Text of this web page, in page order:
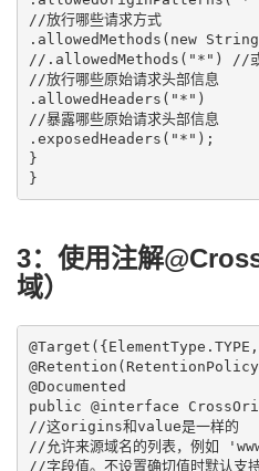
//放行哪些请求方式
.allowedMethods(new
//.allowedMethods("*") //或
//放行哪些原始请求头部信息
.allowedHeaders("*")
//暴露哪些原始请求头部信息
.exposedHeaders("*");
}
3：使用注解
域）
@Documented
public @interface
//这origins和value是一样的
//允许来源域名的列表，例如
//字段值。不设置确切值时默认支